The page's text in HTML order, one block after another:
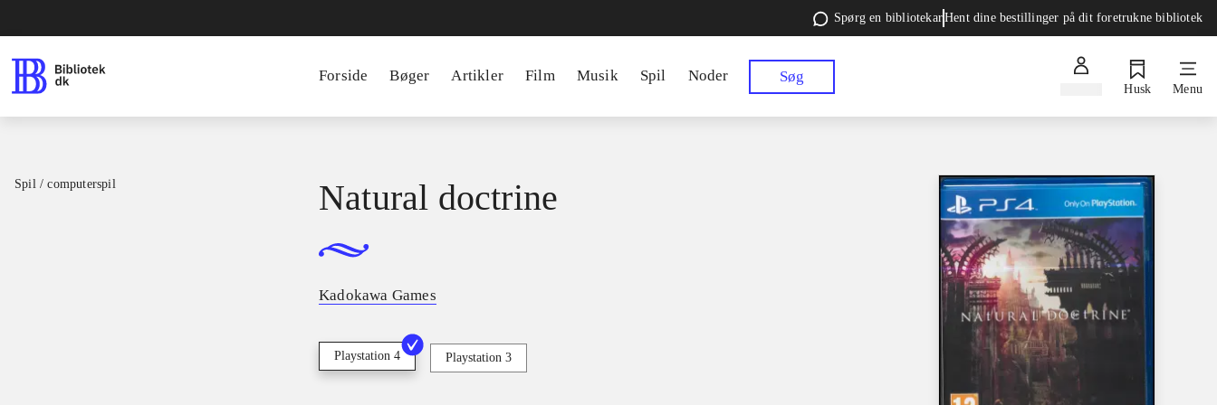
Spørg en bibliotekarHent dine bestillinger på dit foretrukne bibliotek
Forside Bøger Artikler Film Musik Spil Noder Søg
Husk Menu
Spil / computerspil Natural doctrine
Kadokawa Games
Playstation 4 Playstation 3